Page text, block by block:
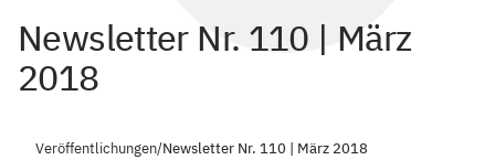
Newsletter Nr. 110 | März
2018
Veröffentlichungen/Newsletter Nr. 110 | März 2018